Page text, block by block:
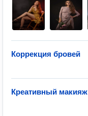
Коррекция бровей
Креативный макияж